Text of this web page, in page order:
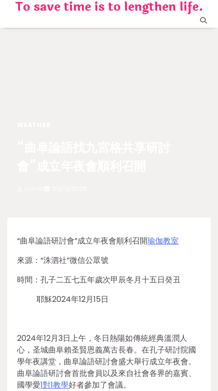
content
To save time is to lengthen life.
“曲阜論語研討會”成立年夜會順利召開瑜伽教室
來源：“洙泗社”微信公眾號
時間：孔子二五七五年歲次甲辰冬月十五日癸丑
耶穌2024年12月15日
2024年12月3日上午，冬日熱陽如傳統經典溫潤人
心，圣城曲阜賴圣賢恩義萬古長春。在孔子研討院國
學年夜講堂，曲阜論語研討會盛大舉行成立年夜會。
曲阜論語研討會首批會員以及來自社會各界的嘉賓、
國學愛1對1教學好者參加了會議。